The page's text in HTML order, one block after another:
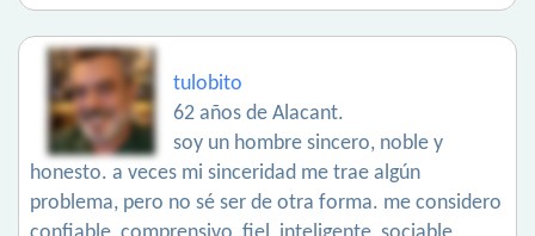
tulobito
62 años de Alacant.
soy un hombre sincero, noble y
honesto. a veces mi sinceridad me trae algún
problema, pero no sé ser de otra forma. me considero